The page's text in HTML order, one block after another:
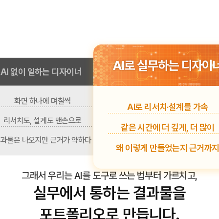
AI 없이 일하는 디자이너
화면 하나에 며칠씩
리서치도, 설계도 맨손으로
물은 나오지만근거가 약하다
AI로 실무하는 디자이
AI로 리서치·설계를 가속
같은 시간에 더 깊게, 더 많이
왜 이렇게 만들었는지 근거까지
그래서 우리는 AI를도구로 쓰는 법부터 가르치고,
실무에서 통하는 결과물을
포트폴리오로 만듭니다.